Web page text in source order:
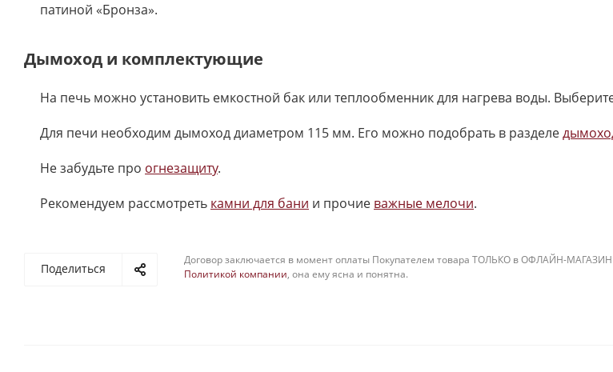
патиной «Бронза».
Дымоход и комплектующие
На печь можно установить емкостной бак или теплообменник для нагрева воды.
Для печи необходим дымоход диаметром 115 мм. Его можно подобрать в разделе
Не забудьте про огнезащиту.
Рекомендуем рассмотреть камни для бани и прочие важные мелочи.
Поделиться
Договор заключается в момент оплаты Покупателем товара ТОЛЬКО в ОФЛАЙН-
Политикой компании, она ему ясна и понятна.